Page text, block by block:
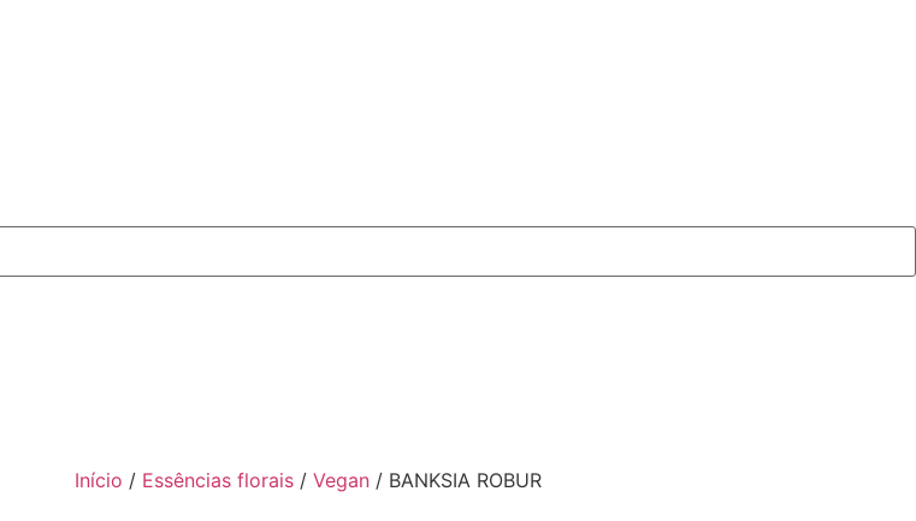
Início / Essências florais /Vegan / BANKSIA ROBUR